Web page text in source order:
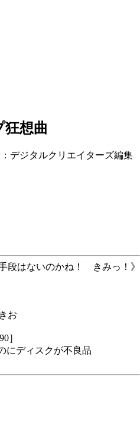
狂想曲
デジタルクリエイターズ編集
段はないのかね！ きみっ！》
お
］
にディスクが不良品